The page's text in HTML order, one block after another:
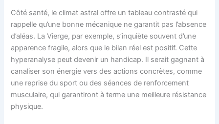
Côté santé, le climat astral offre un tableau contrasté qui
rappelle qu’une bonne mécanique ne garantit pas l’absence
d’aléas. La Vierge, par exemple, s’inquiète souvent d’une
apparence fragile, alors que le bilan réel est positif. Cette
hyperanalyse peut devenir un handicap. Il serait gagnant à
canaliser son énergie vers des actions concrètes, comme
une reprise du sport ou des séances de renforcement
musculaire, qui garantiront à terme une meilleure résistance
physique.